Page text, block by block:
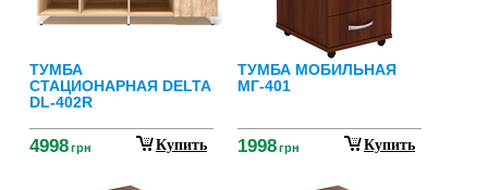
ТУМБА
СТАЦИОНАРНАЯ DELTA
DL-402R
4998грн Купить
ТУМБА МОБИЛЬНАЯ
МГ-401
1998грн Купить